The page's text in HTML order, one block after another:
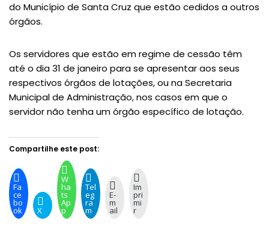
do Município de Santa Cruz que estão cedidos a outros
órgãos.
Os servidores que estão em regime de cessão têm
até o dia 31 de janeiro para se apresentar aos seus
respectivos órgãos de lotações, ou na Secretaria
Municipal de Administração, nos casos em que o
servidor não tenha um órgão específico de lotação.
Compartilhe este post:
Fa
ce
bo
ok X
W
ha
ts
Ap
p
Tel
eg
ra
m
E-
m
ail
Im
pri
mi
r